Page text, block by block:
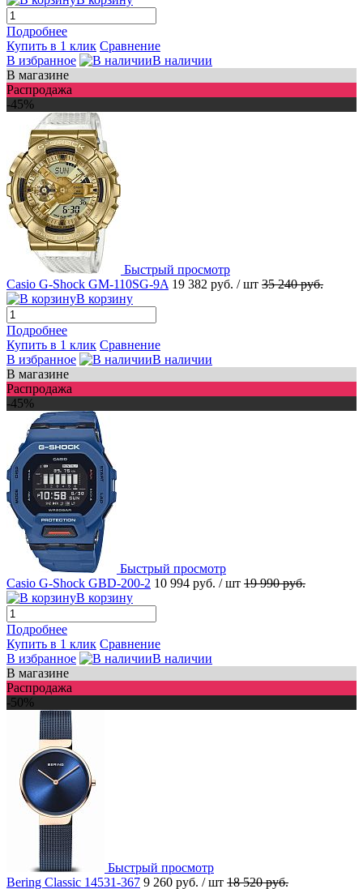
Подробнее
Купить в 1 клик Сравнение
В избранное
В наличии
В магазине
Распродажа
-45%
Быстрый просмотр
Casio G-Shock GM-110SG-9A 19 382 руб. / шт 35 240 руб.
В корзину
Подробнее
Купить в 1 клик Сравнение
В избранное
В наличии
В магазине
Распродажа
-45%
Быстрый просмотр
Casio G-Shock GBD-200-2 10 994 руб. / шт 19 990 руб.
В корзину
Подробнее
Купить в 1 клик Сравнение
В избранное
В наличии
В магазине
Распродажа
-50%
Быстрый просмотр
Bering Classic 14531-367 9 260 руб. / шт 18 520 руб.